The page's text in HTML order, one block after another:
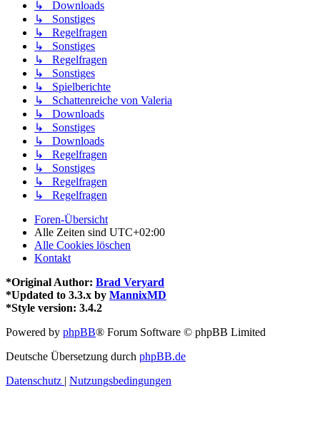
↳ Downloads
↳ Sonstiges
↳ Regelfragen
↳ Sonstiges
↳ Regelfragen
↳ Sonstiges
↳ Spielberichte
↳ Schattenreiche von Valeria
↳ Downloads
↳ Sonstiges
↳ Downloads
↳ Regelfragen
↳ Sonstiges
↳ Regelfragen
↳ Regelfragen
Foren-Übersicht
Alle Zeiten sind UTC+02:00
Alle Cookies löschen
Kontakt
*Original Author: Brad Veryard
*Updated to 3.3.x by MannixMD
*Style version: 3.4.2
Powered by phpBB® Forum Software © phpBB Limited
Deutsche Übersetzung durch phpBB.de
Datenschutz | Nutzungsbedingungen